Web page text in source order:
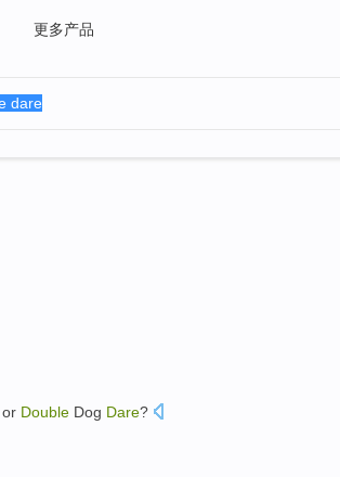
更多产品
or Double Dog Dare?